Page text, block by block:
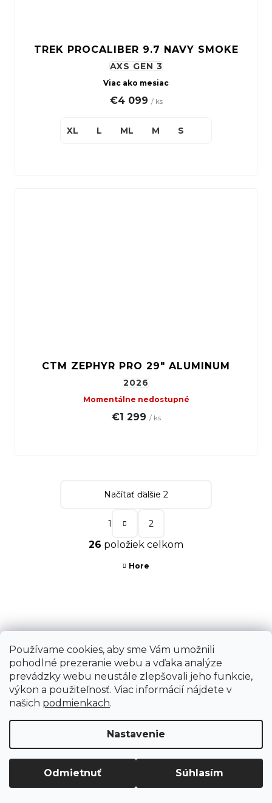
Používame cookies, aby sme Vám umožnili
pohodlné prezeranie webu a vďaka analýze
prevádzky webu neustále zlepšovali jeho funkcie,
výkon a použiteľnosť. Viac informácií nájdete v
našich podmienkach.
Nastavenie
Odmietnuť Súhlasím
TREK PROCALIBER 9.7 NAVY SMOKE
AXS GEN 3
Viac ako mesiac
€4 099 / ks
XL L ML M S
CTM ZEPHYR PRO 29" ALUMINUM
2026
Momentálne nedostupné
€1 299 / ks
O
l
a
i
e
p
v
k
y
ý
Načítať ďalšie 2
r
á
v
a
n
i
e
1 2
26 položiek celkom
Hore
á
ground @ ground.sk
+421948790234